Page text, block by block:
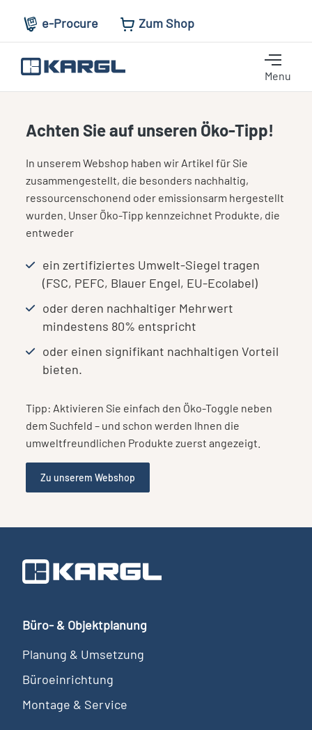
e-Procure Zum Shop
Menu
Achten Sie auf unseren Öko-Tipp!
In unserem Webshop haben wir Artikel für Sie
zusammengestellt, die besonders nachhaltig,
ressourcenschonend oder emissionsarm hergestellt
wurden. Unser Öko-Tipp kennzeichnet Produkte, die
entweder
ein zertifiziertes Umwelt-Siegel tragen
(FSC, PEFC, Blauer Engel, EU-Ecolabel)
oder deren nachhaltiger Mehrwert
mindestens 80% entspricht
oder einen signifikant nachhaltigen Vorteil
bieten.
Tipp: Aktivieren Sie einfach den Öko-Toggle neben
dem Suchfeld – und schon werden Ihnen die
umweltfreundlichen Produkte zuerst angezeigt.
Zu unserem Webshop
Büro- & Objektplanung
Planung & Umsetzung
Büroeinrichtung
Montage & Service